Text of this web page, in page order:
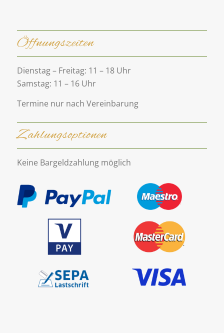
Öffnungszeiten
Dienstag – Freitag: 11 – 18 Uhr
Samstag: 11 – 16 Uhr
Termine nur nach Vereinbarung
Zahlungsoptionen
Keine Bargeldzahlung möglich